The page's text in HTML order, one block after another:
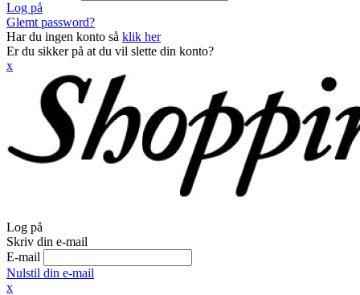
Log på
Glemt password?
Har du ingen konto så klik her
Er du sikker på at du vil slette din konto?
x
Log på
Skriv din e-mail
E-mail
Nulstil din e-mail
x